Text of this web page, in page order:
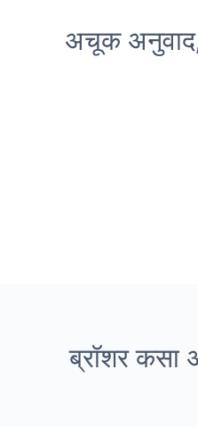
अचूक अनुवाद,
ब्रॉशर कसा